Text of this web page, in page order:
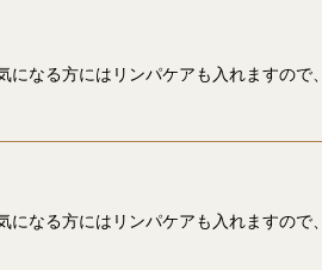
なる方にはリンパケアも入れますので、
なる方にはリンパケアも入れますので、